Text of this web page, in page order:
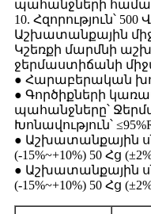
պահանջների
10. Հզորություն՝
Աշխատանքային
Կշեռքի մարմնի
ջերմաստիճանի
● Հարաբերական
● Գործիքների
պահանջները՝
Խոնավություն՝
● Աշխատանքային
(-15%~+10%) 50 Հց
● Աշխատանքային
(-15%~+10%) 50 Հց